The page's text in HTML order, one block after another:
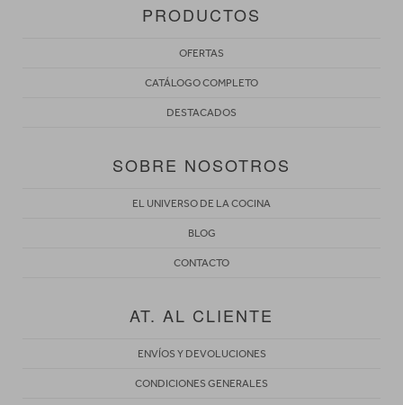
PRODUCTOS
OFERTAS
CATÁLOGO COMPLETO
DESTACADOS
SOBRE NOSOTROS
EL UNIVERSO DE LA COCINA
BLOG
CONTACTO
AT. AL CLIENTE
ENVÍOS Y DEVOLUCIONES
CONDICIONES GENERALES